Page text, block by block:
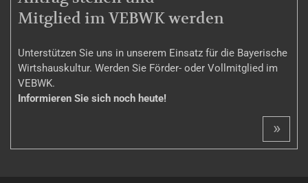
Mitglied im VEBWK werden
Unterstützen Sie uns in unserem Einsatz für die Bayerische
Wirtshauskultur. Werden Sie Förder- oder Vollmitglied im
VEBWK.
Informieren Sie sich noch heute!
»